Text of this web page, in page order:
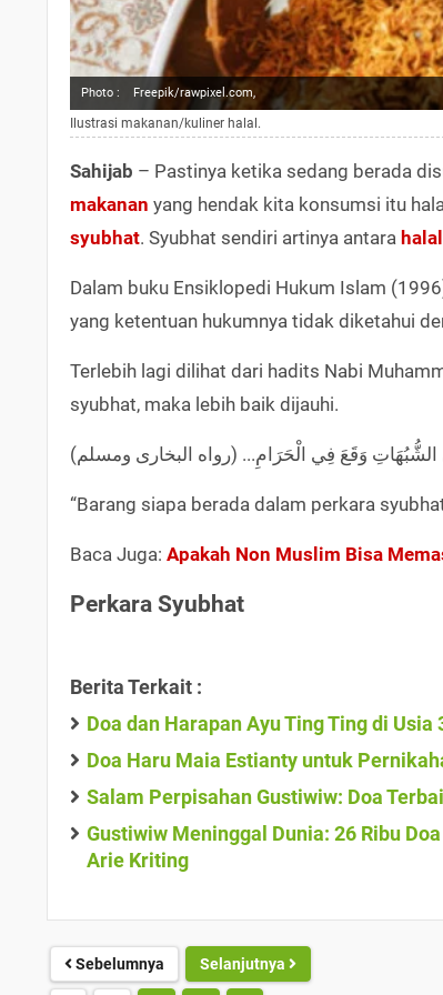
Photo : Freepik/rawpixel.com,
Ilustrasi makanan/kuliner halal.
Sahijab – Pastinya ketika sedang berada
makanan yang hendak kita konsumsi itu
syubhat. Syubhat sendiri artinya antara
Dalam buku Ensiklopedi Hukum Islam
yang ketentuan hukumnya tidak diketahui
Terlebih lagi dilihat dari hadits Nabi
syubhat, maka lebih baik dijauhi.
وَقَعَ فِي الْحَرَامِ... (رواه البخارى ومسلم)
“Barang siapa berada dalam perkara
Baca Juga: Apakah Non Muslim Bisa
Perkara Syubhat
Berita Terkait :
Doa dan Harapan Ayu Ting Ting di
Doa Haru Maia Estianty untuk
Salam Perpisahan Gustiwiw: Doa
Gustiwiw Meninggal Dunia: 26 Ribu
Arie Kriting
Sebelumnya Selanjutnya